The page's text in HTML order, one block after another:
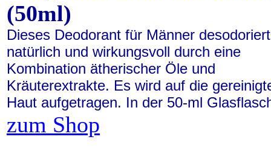
(50ml)
Dieses Deodorant für Männer desodoriert
natürlich und wirkungsvoll durch eine
Kombination ätherischer Öle und
Kräuterextrakte. Es wird auf die
Haut aufgetragen. In der 50-ml
zum Shop